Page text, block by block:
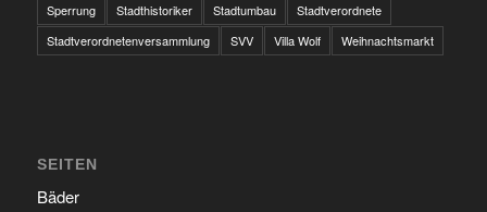
Sperrung
Stadthistoriker Stadtumbau
Stadtverordnete
Stadtverordnetenversammlung
SVV Villa Wolf Weihnachtsmarkt
SEITEN
Bäder